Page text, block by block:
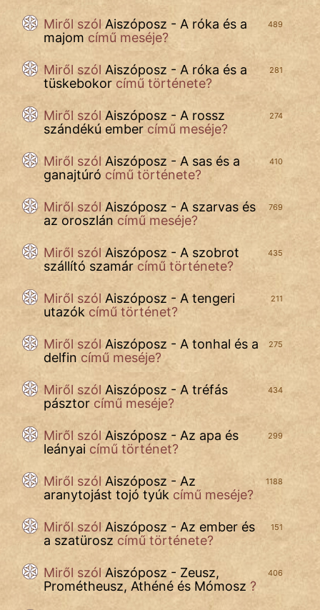
ÉLETMÓD
MAGYARSÁG
És
TÖRTÉNELEM
Népszerű szerzőink:
fantom
Hunor
Láron Ádám
mikkamakka
vörös ördög
nagyöreg
NapHold
Név nélkül
pszichopati
szegény legény
Hoffer Botond
489
Miről szól Aiszóposz - A róka és a
majom című meséje?
281
Miről szól Aiszóposz - A róka és a
tüskebokor című története?
274
Miről szól Aiszóposz - A rossz
szándékú ember című meséje?
410
Miről szól Aiszóposz - A sas és a
ganajtúró című története?
769
Miről szól Aiszóposz - A szarvas és
az oroszlán című meséje?
435
Miről szól Aiszóposz - A szobrot
szállító szamár című története?
211
Miről szól Aiszóposz - A tengeri
utazók című történet?
275
Miről szól Aiszóposz - A tonhal és a
delfin című meséje?
434
Miről szól Aiszóposz - A tréfás
pásztor című meséje?
299
Miről szól Aiszóposz - Az apa és
leányai című történet?
1188
Miről szól Aiszóposz - Az
aranytojást tojó tyúk című meséje?
151
Miről szól Aiszóposz - Az ember és
a szatürosz című története?
406
Miről szól Aiszóposz - Zeusz,
Prométheusz, Athéné és Mómosz ?